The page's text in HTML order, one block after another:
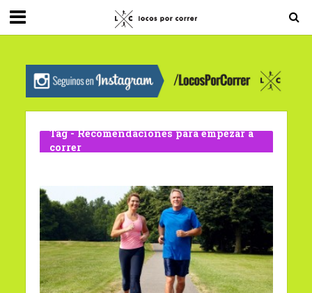
G-0X2PD3RFLV
Tag - Recomendaciones para empezar a
correr